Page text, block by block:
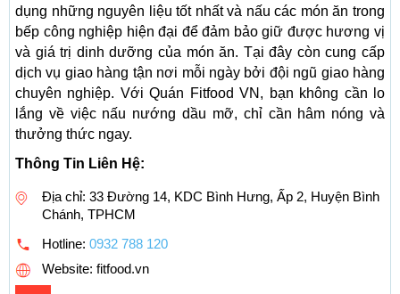
dụng những nguyên liệu tốt nhất và nấu các món ăn trong
bếp công nghiệp hiện đại để đảm bảo giữ được hương vị
và giá trị dinh dưỡng của món ăn. Tại đây còn cung cấp
dịch vụ giao hàng tận nơi mỗi ngày bởi đội ngũ giao hàng
chuyên nghiệp. Với Quán Fitfood VN, bạn không cần lo
lắng về việc nấu nướng dầu mỡ, chỉ cần hâm nóng và
thưởng thức ngay.
Thông Tin Liên Hệ:
Địa chỉ: 33 Đường 14, KDC Bình Hưng, Ấp 2, Huyện Bình
Chánh, TPHCM
Hotline: 0932 788 120
Website: fitfood.vn